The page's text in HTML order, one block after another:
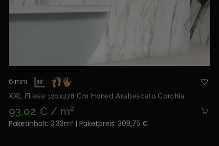
6 mm
XXL Fliese 120x278 Cm Honed Arabescato Corchia
93,02 € / m²
Paketinhalt: 3.33m² | Paketpreis: 309,75 €